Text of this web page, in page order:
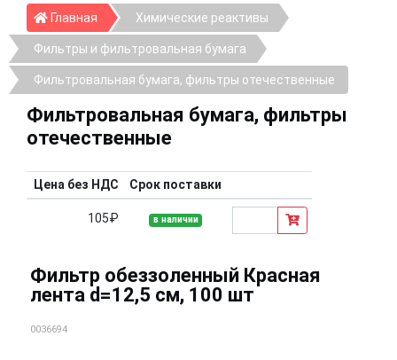
Главная ГлавнаяХимические реактивы
Фильтры и фильтровальная бумага
Фильтровальная бумага, фильтры отечественные
Фильтровальная бумага, фильтры
отечественные
Цена без НДС Срок поставки
105₽ в наличии
Фильтр обеззоленный Красная
лента d=12,5 см, 100 шт
0036694